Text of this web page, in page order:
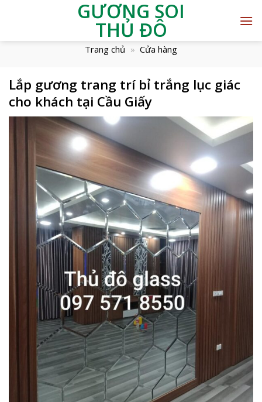
GƯƠNG SOI
THỦ ĐÔ
Trang chủ » Cửa hàng
Lắp gương trang trí bỉ trắng lục giác
cho khách tại Cầu Giấy